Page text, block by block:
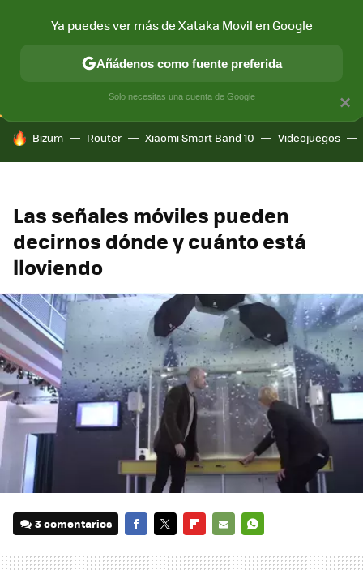
CONECTIVIDAD MÓVIL Y SOCIEDAD APLICACIONES
HOY SE HABLA DE
Bizum Router Xiaomi Smart Band 10 Videojuegos
Las señales móviles pueden
decirnos dónde y cuánto está
lloviendo
3 comentarios
×
Ya puedes ver más de Xataka Movil en Google
Añádenos como fuente preferida
Solo necesitas una cuenta de Google